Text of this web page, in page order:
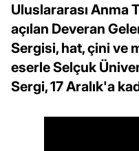
Uluslararası Anma
açılan Deveran
Sergisi, hat, çini ve
eserle Selçuk
Sergi, 17 Aralık'a